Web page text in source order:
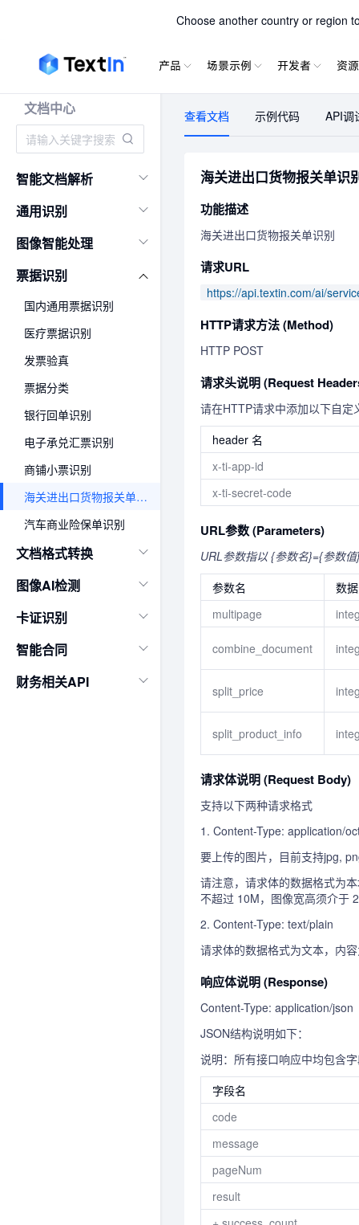
Choose another country or region
TextIn
产品 场景示例 开发者 资源
文档中心
智能文档解析
通用识别
图像智能处理
票据识别
国内通用票据识别
医疗票据识别
发票验真
票据分类
银行回单识别
电子承兑汇票识别
商铺小票识别
海关进出口货物报关单识别
汽车商业险保单识别
文档格式转换
图像AI检测
卡证识别
智能合同
财务相关API
查看文档 示例代码 API调
海关进出口货物报关单识
功能描述
海关进出口货物报关单识别
请求URL
https://api.textin.com/ai/
HTTP请求方法 (Method)
HTTP POST
请求头说明 (Request
请在HTTP请求中添加以下自定
header 名
x-ti-app-id
x-ti-secret-code
URL参数 (Parameters)
URL参数指以 {参数名}={参数
参数名
数
multipage
combine_document
split_price
split_product_info
请求体说明 (Request Body)
支持以下两种请求格式
1. Content-Type: application/
要上传的图片，目前支持jpg,
请注意，请求体的数据格式为
不超过 10M，图像宽高须介于
2. Content-Type: text/plain
请求体的数据格式为文本，内
响应体说明 (Response)
Content-Type: application/json
JSON结构说明如下：
说明：所有接口响应中均包含
字段名
code
message
pageNum
result